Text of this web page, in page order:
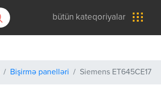
bütün kateqoriyalar
Bişirmə panelləri Siemens ET645CE17